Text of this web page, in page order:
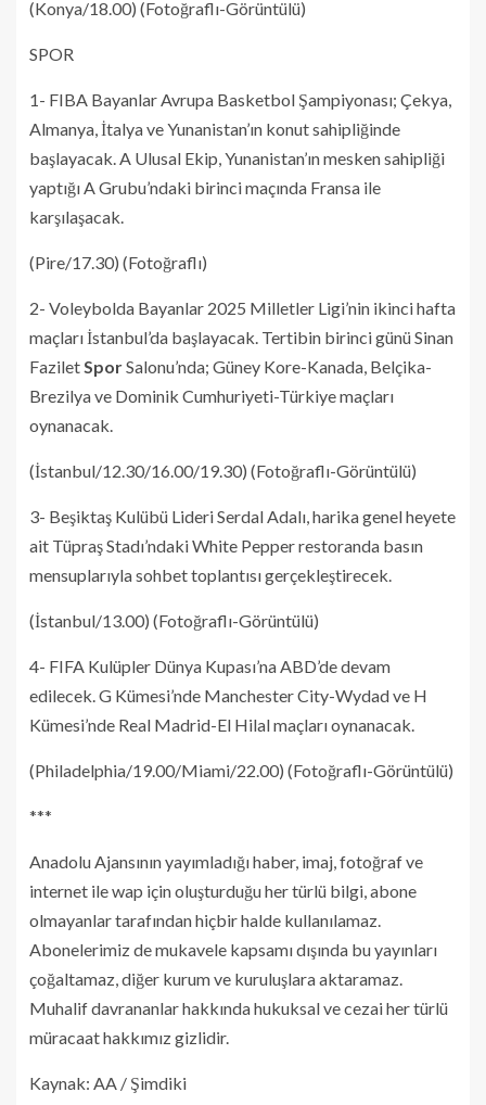
(Konya/18.00) (Fotoğraflı-Görüntülü)
SPOR
1- FIBA Bayanlar Avrupa Basketbol Şampiyonası; Çekya,
Almanya, İtalya ve Yunanistan’ın konut sahipliğinde
başlayacak. A Ulusal Ekip, Yunanistan’ın mesken sahipliği
yaptığı A Grubu’ndaki birinci maçında Fransa ile
karşılaşacak.
(Pire/17.30) (Fotoğraflı)
2- Voleybolda Bayanlar 2025 Milletler Ligi’nin ikinci hafta
maçları İstanbul’da başlayacak. Tertibin birinci günü Sinan
FaziletSporSalonu’nda; Güney Kore-Kanada, Belçika-
Brezilya ve Dominik Cumhuriyeti-Türkiye maçları
oynanacak.
(İstanbul/12.30/16.00/19.30) (Fotoğraflı-Görüntülü)
3- Beşiktaş Kulübü Lideri Serdal Adalı, harika genel heyete
ait Tüpraş Stadı’ndaki White Pepper restoranda basın
mensuplarıyla sohbet toplantısı gerçekleştirecek.
(İstanbul/13.00) (Fotoğraflı-Görüntülü)
4- FIFA Kulüpler Dünya Kupası’na ABD’de devam
edilecek. G Kümesi’nde Manchester City-Wydad ve H
Kümesi’nde Real Madrid-El Hilal maçları oynanacak.
(Philadelphia/19.00/Miami/22.00) (Fotoğraflı-Görüntülü)
***
Anadolu Ajansının yayımladığı haber, imaj, fotoğraf ve
internet ile wap için oluşturduğu her türlü bilgi, abone
olmayanlar tarafından hiçbir halde kullanılamaz.
Abonelerimiz de mukavele kapsamı dışında bu yayınları
çoğaltamaz, diğer kurum ve kuruluşlara aktaramaz.
Muhalif davrananlar hakkında hukuksal ve cezai her türlü
müracaat hakkımız gizlidir.
Kaynak: AA / Şimdiki